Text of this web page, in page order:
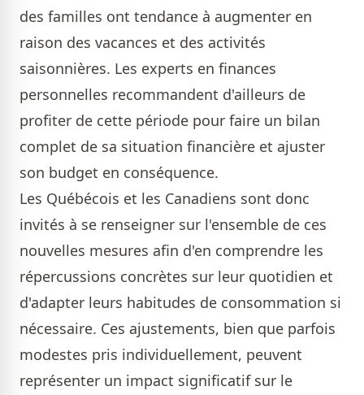
des familles ont tendance à augmenter en
raison des vacances et des activités
saisonnières. Les experts en finances
personnelles recommandent d'ailleurs de
profiter de cette période pour faire un bilan
complet de sa situation financière et ajuster
son budget en conséquence.
Les Québécois et les Canadiens sont donc
invités à se renseigner sur l'ensemble de ces
nouvelles mesures afin d'en comprendre les
répercussions concrètes sur leur quotidien et
d'adapter leurs habitudes de consommation si
nécessaire. Ces ajustements, bien que parfois
modestes pris individuellement, peuvent
représenter un impact significatif sur le